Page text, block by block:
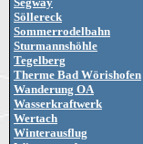
Söllereck
Sommerrodelbahn
Sturmannshöhle
Tegelberg
Therme Bad Wörishofen
Wanderung OA
Wasserkraftwerk
Wertach
Winterausflug